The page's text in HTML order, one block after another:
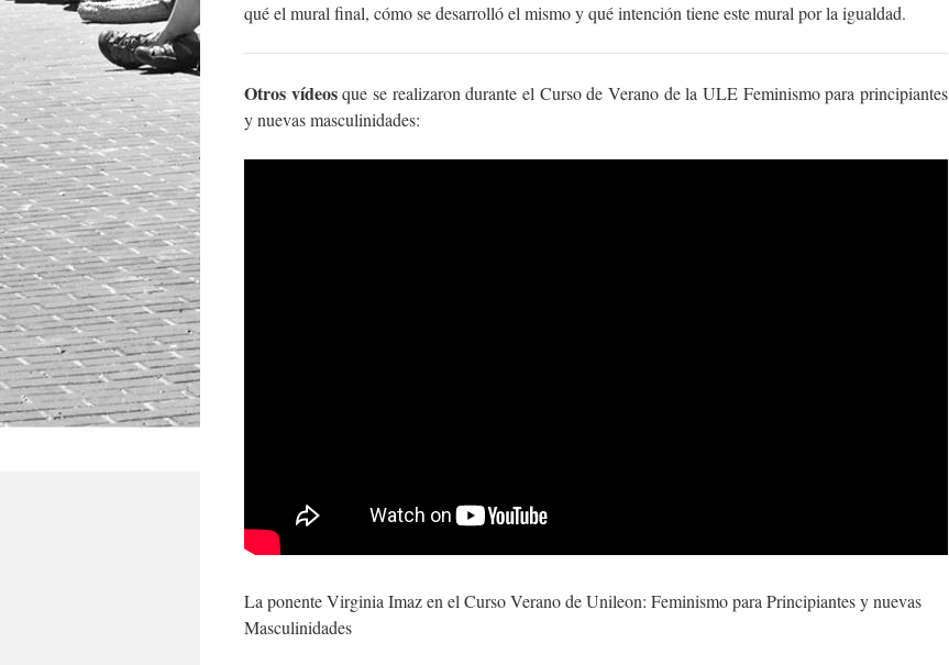
qué el mural final, cómo se desarrolló el mismo y qué intención tiene este mural por la igualdad.
Otros vídeosque se realizaron durante el Curso de Verano de la ULE Feminismo para principiantes
y nuevas masculinidades:
La ponente Virginia Imaz en el Curso Verano de Unileon: Feminismo para Principiantes y nuevas
Masculinidades